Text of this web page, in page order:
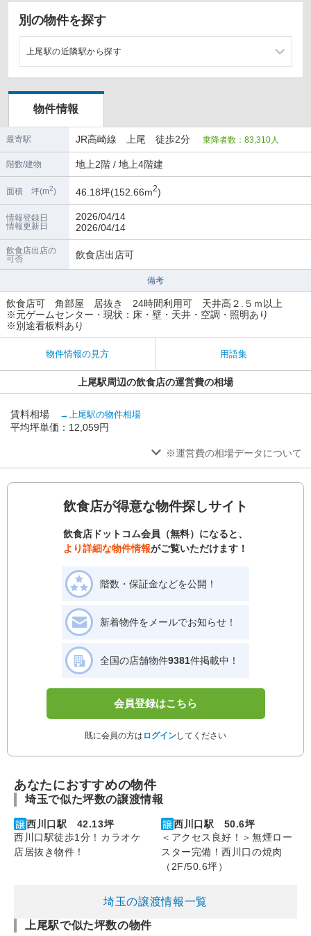
別の物件を探す
上尾駅の近隣駅から探す
宮原駅の店舗物件・貸店舗・テナント一覧
桶川駅の店舗物件・貸店舗・テナント一覧
大宮駅の店舗物件・貸店舗・テナント一覧
物件情報
最寄駅 JR高崎線 上尾 徒歩2分 乗降者数：83,310人
階数/建物 地上2階 / 地上4階建
面積 坪(m2) 46.18坪(152.66m2)
情報登録日
情報更新日
2026/04/14
2026/04/14
飲食店出店の
可否
飲食店出店可
備考
飲食店可 角部屋 居抜き 24時間利用可 天井高２.５ｍ以上
※元ゲームセンター・現状：床・壁・天井・空調・照明あり
※別途看板料あり
物件情報の見方 用語集
上尾駅周辺の飲食店の運営費の相場
賃料相場 →上尾駅の物件相場
平均坪単価：12,059円
※運営費の相場データについて
飲食店が得意な物件探しサイト
飲食店ドットコム会員（無料）になると、
より詳細な物件情報がご覧いただけます！
階数・保証金などを公開！
新着物件をメールでお知らせ！
全国の店舗物件9381件掲載中！
会員登録はこちら
既に会員の方は ログインしてください
あなたにおすすめの物件
埼玉で似た坪数の譲渡情報
西川口駅 42.13坪
西川口駅徒歩1分！カラオケ
店居抜き物件！
西川口駅 50.6坪
＜アクセス良好！＞無煙ロー
スター完備！西川口の焼肉
（2F/50.6坪）
埼玉の譲渡情報一覧
上尾駅で似た坪数の物件